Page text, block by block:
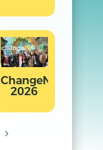
ChangeNOW
2026